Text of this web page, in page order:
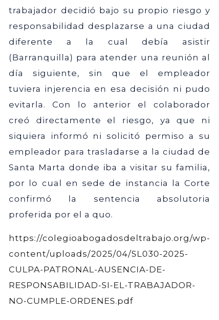
trabajador decidió bajo su propio riesgo y
responsabilidad desplazarse a una ciudad
diferente a la cual debía asistir
(Barranquilla) para atender una reunión al
día siguiente, sin que el empleador
tuviera injerencia en esa decisión ni pudo
evitarla. Con lo anterior el colaborador
creó directamente el riesgo, ya que ni
siquiera informó ni solicitó permiso a su
empleador para trasladarse a la ciudad de
Santa Marta donde iba a visitar su familia,
por lo cual en sede de instancia la Corte
confirmó la sentencia absolutoria
proferida por el a quo.
https://colegioabogadosdeltrabajo.org/wp-
content/uploads/2025/04/SL030-2025-
CULPA-PATRONAL-AUSENCIA-DE-
RESPONSABILIDAD-SI-EL-TRABAJADOR-
NO-CUMPLE-ORDENES.pdf